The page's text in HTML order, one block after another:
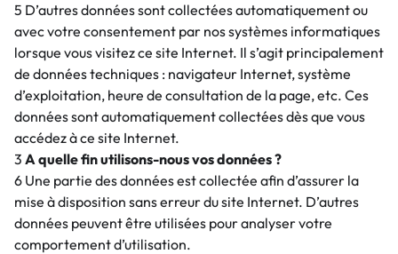
5 D’autres données sont collectées automatiquement ou
avec votre consentement par nos systèmes informatiques
lorsque vous visitez ce site Internet. Il s’agit principalement
de données techniques : navigateur Internet, système
d’exploitation, heure de consultation de la page, etc. Ces
données sont automatiquement collectées dès que vous
accédez à ce site Internet.
3 A quelle fin utilisons-nous vos données ?
6 Une partie des données est collectée afin d’assurer la
mise à disposition sans erreur du site Internet. D’autres
données peuvent être utilisées pour analyser votre
comportement d’utilisation.